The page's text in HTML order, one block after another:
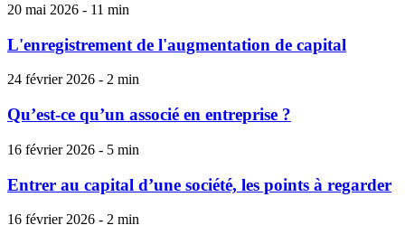
20 mai 2026 - 11 min
L'enregistrement de l'augmentation de capital
24 février 2026 - 2 min
Qu’est-ce qu’un associé en entreprise ?
16 février 2026 - 5 min
Entrer au capital d’une société, les points à regarder
16 février 2026 - 2 min